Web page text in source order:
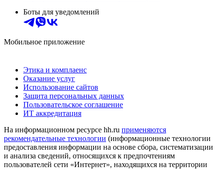
Боты для уведомлений
Мобильное приложение
Этика и комплаенс
Оказание услуг
Использование сайтов
Защита персональных данных
Пользовательское соглашение
ИТ аккредитация
На информационном ресурсе hh.ru применяются
рекомендательные технологии (информационные технологии
предоставления информации на основе сбора, систематизации
и анализа сведений, относящихся к предпочтениям
пользователей сети «Интернет», находящихся на территории